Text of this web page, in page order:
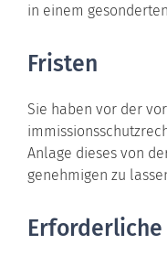
in einem
Fristen
Sie haben vor der
Anlage dieses von
genehmigen zu